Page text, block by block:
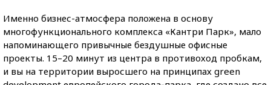
Именно бизнес-атмосфера положена в основу
многофункционального комплекса «Кантри Парк», мало
напоминающего привычные бездушные офисные
проекты. 15–20 минут из центра в противоход пробкам,
и вы на территории выросшего на принципах green